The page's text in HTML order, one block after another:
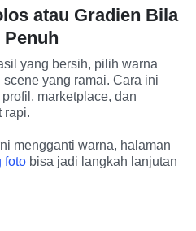
atau Gradien Bila
yang bersih, pilih warna
yang ramai. Cara ini
marketplace, dan
rapi.
foto bisa jadi langkah lanjutan